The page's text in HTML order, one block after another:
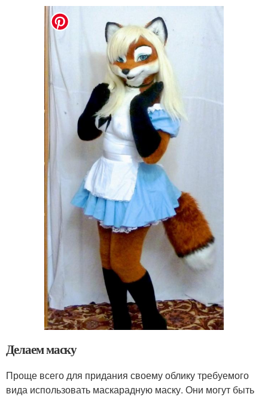
Делаем маску
Проще всего для придания своему облику требуемого
вида использовать маскарадную маску. Они могут быть